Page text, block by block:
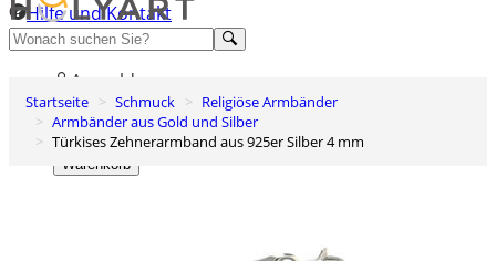
Hilfe und Kontakt
Entdecken Sie Premium
Anmelden
Wunschliste
0
Warenkorb
Startseite Schmuck
Religiöse Armbänder
Armbänder aus Gold und Silber
Türkises Zehnerarmband aus 925er Silber 4 mm